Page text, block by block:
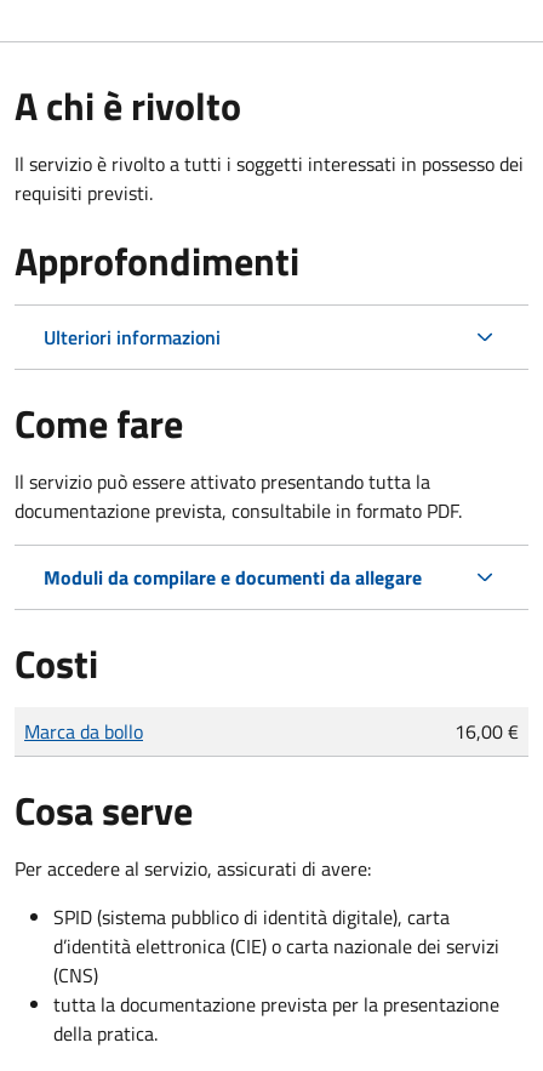
A chi è rivolto
Il servizio è rivolto a tutti i soggetti interessati in possesso dei
requisiti previsti.
Approfondimenti
Ulteriori informazioni
Come fare
Il servizio può essere attivato presentando tutta la
documentazione prevista, consultabile in formato PDF.
Moduli da compilare e documenti da allegare
Costi
Tipo di pagamento
Importo
Marca da bollo 16,00 €
Cosa serve
Per accedere al servizio, assicurati di avere:
SPID (sistema pubblico di identità digitale), carta
d’identità elettronica (CIE) o carta nazionale dei servizi
(CNS)
tutta la documentazione prevista per la presentazione
della pratica.